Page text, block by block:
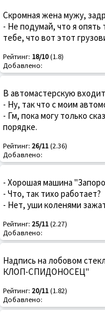
Скромная жена мужу,
- Не подумай, что я
тебе, что вот этот
Рейтинг: 18/10(1.8)
Добавлено:
В автомастерскую
- Ну, так что с моим
- Гм, пока могу только
порядке.
Рейтинг: 26/11 (2.36)
Добавлено:
- Хорошая машина
- Что, так тихо работает?
- Нет, уши коленями
Рейтинг: 25/11 (2.27)
Добавлено:
Надпись на лобовом
КЛОП-СПИДОНОСЕЦ"
Рейтинг: 20/11 (1.82)
Добавлено: